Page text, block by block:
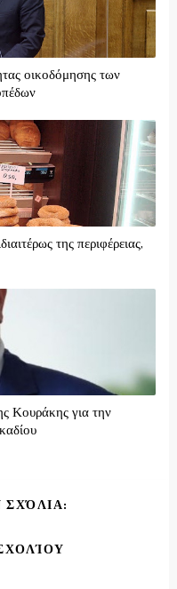
οικοδόμησης των
της περιφέρειας,
Κουράκης για την